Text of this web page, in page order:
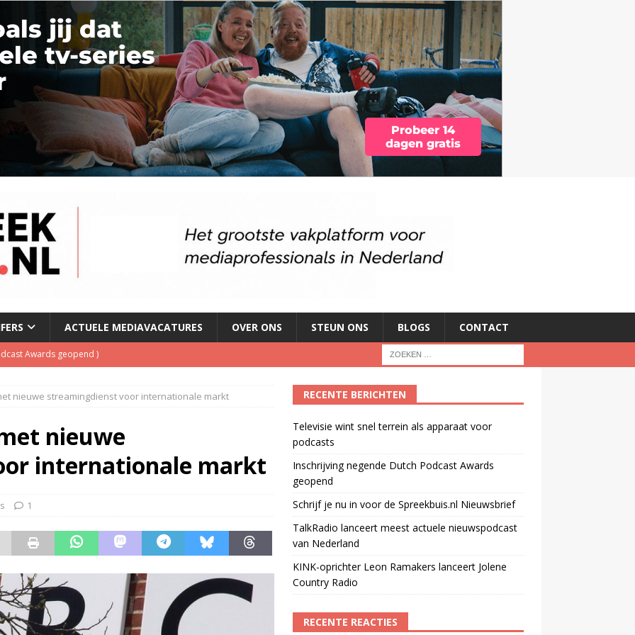
ACTUELE MEDIAVACATURES OVER ONS STEUN ONS BLOGS CONTACT
Awards geopend )
nieuwspodcast van Nederland
lanceert Jolene Country Radio
nieuwe streamingdienst voor internationale markt
nieuwe
internationale markt
1
RECENTE BERICHTEN
Televisie wint snel terrein als apparaat voor
podcasts
Inschrijving negende Dutch Podcast Awards
geopend
Schrijf je nu in voor de Spreekbuis.nl Nieuwsbrief
TalkRadio lanceert meest actuele nieuwspodcast
van Nederland
KINK-oprichter Leon Ramakers lanceert Jolene
Country Radio
RECENTE REACTIES